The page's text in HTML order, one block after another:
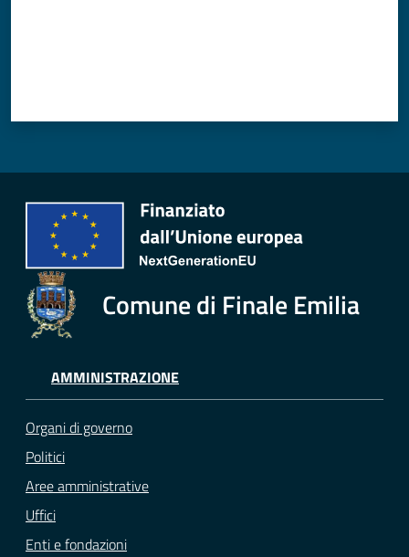
Comune di Finale Emilia
AMMINISTRAZIONE
Organi di governo
Politici
Aree amministrative
Uffici
Enti e fondazioni